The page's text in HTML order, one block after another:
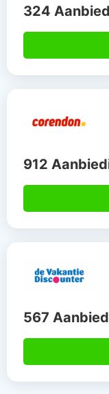
324
912
567